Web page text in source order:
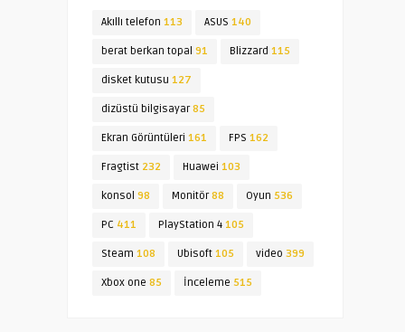
Akıllı telefon 113 ASUS 140
berat berkan topal 91 Blizzard 115
disket kutusu 127
dizüstü bilgisayar85
Ekran Görüntüleri 161 FPS 162
Fragtist 232 Huawei 103
konsol 98 Monitör88 Oyun 536
PC 411 PlayStation 4 105
Steam 108 Ubisoft 105 video 399
Xbox one 85 İnceleme 515